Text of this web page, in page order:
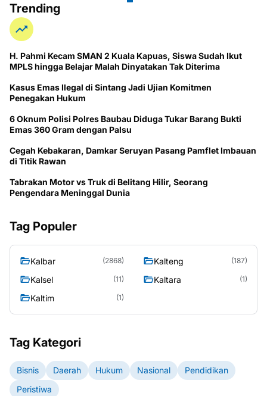
Trending
H. Pahmi Kecam SMAN 2 Kuala Kapuas, Siswa Sudah Ikut
MPLS hingga Belajar Malah Dinyatakan Tak Diterima
Kasus Emas Ilegal di Sintang Jadi Ujian Komitmen
Penegakan Hukum
6 Oknum Polisi Polres Baubau Diduga Tukar Barang Bukti
Emas 360 Gram dengan Palsu
Cegah Kebakaran, Damkar Seruyan Pasang Pamflet Imbauan
di Titik Rawan
Tabrakan Motor vs Truk di Belitang Hilir, Seorang
Pengendara Meninggal Dunia
Tag Populer
Kalbar (2868) Kalteng (187)
Kalsel (11) Kaltara (1)
Kaltim (1)
Tag Kategori
Bisnis Daerah Hukum Nasional
Pendidikan
Peristiwa